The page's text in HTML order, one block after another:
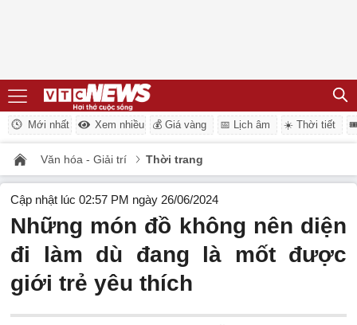
Mới nhất Xem nhiều 💰 Giá vàng 📅 Lịch âm ☀️ Thời tiết
Văn hóa - Giải trí Thời trang
Cập nhật lúc 02:57 PM ngày 26/06/2024
Những món đồ không nên diện
đi làm dù đang là mốt được
giới trẻ yêu thích